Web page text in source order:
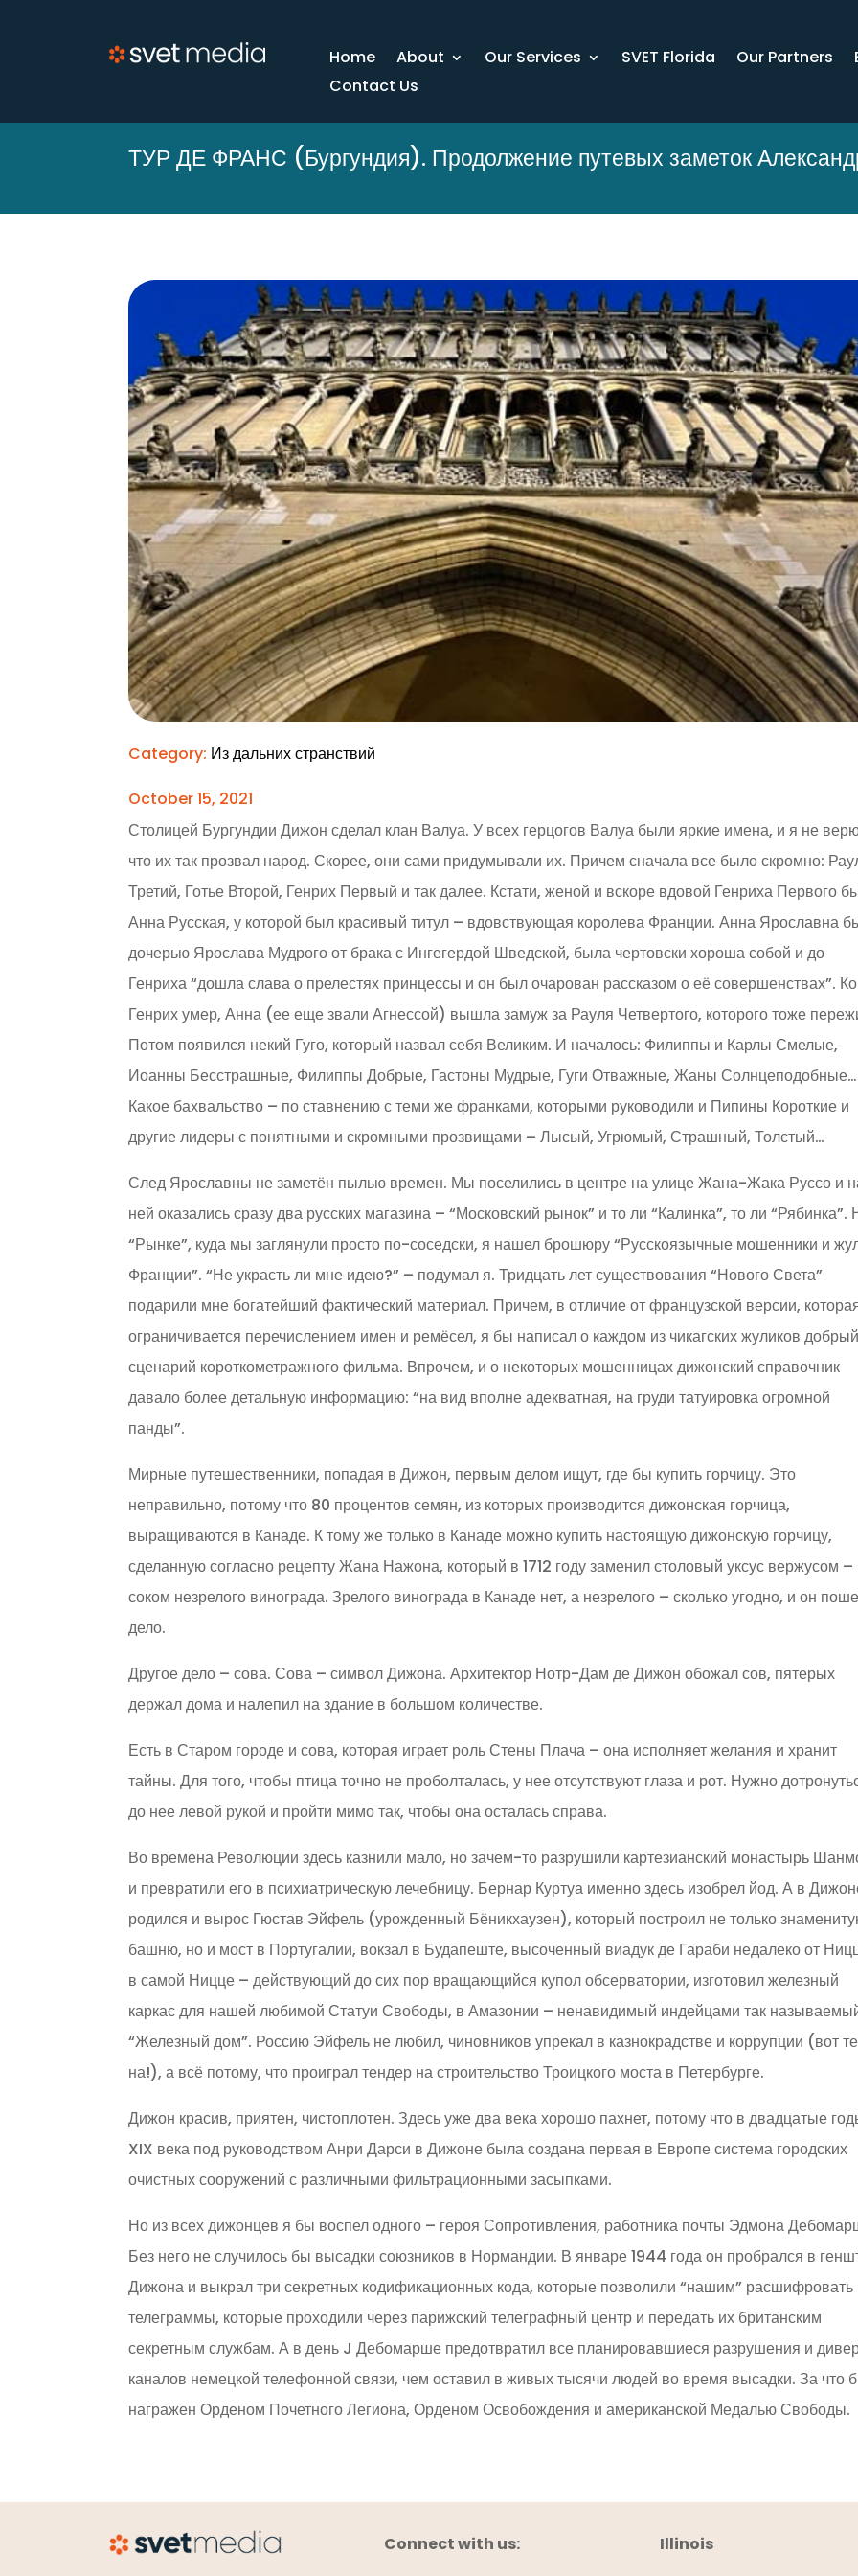
Home About Our Services SVET Florida Our Partners
Contact Us
ТУР ДЕ ФРАНС (Бургундия). Продолжение путевых заметок
Category: Из дальних странствий
October 15, 2021
Столицей Бургундии Дижон сделал клан Валуа. У всех герцогов Валуа были яркие имена, и я не
что их так прозвал народ. Скорее, они сами придумывали их. Причем сначала все было скромно:
Третий, Готье Второй, Генрих Первый и так далее. Кстати, женой и вскоре вдовой Генриха Первого
Анна Русская, у которой был красивый титул – вдовствующая королева Франции. Анна Ярославна
дочерью Ярослава Мудрого от брака с Ингегердой Шведской, была чертовски хороша собой и до
Генриха “дошла слава о прелестях принцессы и он был очарован рассказом о её совершенствах”.
Генрих умер, Анна (ее еще звали Агнессой) вышла замуж за Рауля Четвертого, которого тоже
Потом появился некий Гуго, который назвал себя Великим. И началось: Филиппы и Карлы Смелые,
Иоанны Бесстрашные, Филиппы Добрые, Гастоны Мудрые, Гуги Отважные, Жаны Солнцеподобные…
Какое бахвальство – по ставнению с теми же франками, которыми руководили и Пипины Короткие и
другие лидеры с понятными и скромными прозвищами – Лысый, Угрюмый, Страшный, Толстый…
След Ярославны не заметён пылью времен. Мы поселились в центре на улице Жана-Жака Руссо и
ней оказались сразу два русских магазина – “Московский рынок” и то ли “Калинка”, то ли “Рябинка”.
“Рынке”, куда мы заглянули просто по-соседски, я нашел брошюру “Русскоязычные мошенники и
Франции”. “Не украсть ли мне идею?” – подумал я. Тридцать лет существования “Нового Света”
подарили мне богатейший фактический материал. Причем, в отличие от французской версии,
ограничивается перечислением имен и ремёсел, я бы написал о каждом из чикагских жуликов добрый
сценарий короткометражного фильма. Впрочем, и о некоторых мошенницах дижонский справочник
давало более детальную информацию: “на вид вполне адекватная, на груди татуировка огромной
панды”.
Мирные путешественники, попадая в Дижон, первым делом ищут, где бы купить горчицу. Это
неправильно, потому что 80 процентов семян, из которых производится дижонская горчица,
выращиваются в Канаде. К тому же только в Канаде можно купить настоящую дижонскую горчицу,
сделанную согласно рецепту Жана Нажона, который в 1712 году заменил столовый уксус вержусом –
соком незрелого винограда. Зрелого винограда в Канаде нет, а незрелого – сколько угодно, и он
дело.
Другое дело – сова. Сова – символ Дижона. Архитектор Нотр-Дам де Дижон обожал сов, пятерых
держал дома и налепил на здание в большом количестве.
Есть в Старом городе и сова, которая играет роль Стены Плача – она исполняет желания и хранит
тайны. Для того, чтобы птица точно не проболталась, у нее отсутствуют глаза и рот. Нужно
до нее левой рукой и пройти мимо так, чтобы она осталась справа.
Во времена Революции здесь казнили мало, но зачем-то разрушили картезианский монастырь
и превратили его в психиатрическую лечебницу. Бернар Куртуа именно здесь изобрел йод. А в
родился и вырос Гюстав Эйфель (урожденный Бёникхаузен), который построил не только
башню, но и мост в Португалии, вокзал в Будапеште, высоченный виадук де Гараби недалеко от
в самой Ницце – действующий до сих пор вращающийся купол обсерватории, изготовил железный
каркас для нашей любимой Статуи Свободы, в Амазонии – ненавидимый индейцами так
“Железный дом”. Россию Эйфель не любил, чиновников упрекал в казнокрадстве и коррупции (вот те
на!), а всё потому, что проиграл тендер на строительство Троицкого моста в Петербурге.
Дижон красив, приятен, чистоплотен. Здесь уже два века хорошо пахнет, потому что в двадцатые
XIX века под руководством Анри Дарси в Дижоне была создана первая в Европе система городских
очистных сооружений с различными фильтрационными засыпками.
Но из всех дижонцев я бы воспел одного – героя Сопротивления, работника почты Эдмона
Без него не случилось бы высадки союзников в Нормандии. В январе 1944 года он пробрался в
Дижона и выкрал три секретных кодификационных кода, которые позволили “нашим” расшифровать
телеграммы, которые проходили через парижский телеграфный центр и передать их британским
секретным службам. А в день J Дебомарше предотвратил все планировавшиеся разрушения и
каналов немецкой телефонной связи, чем оставил в живых тысячи людей во время высадки. За что
награжен Орденом Почетного Легиона, Орденом Освобождения и американской Медалью Свободы.
Connect with us: Illinois